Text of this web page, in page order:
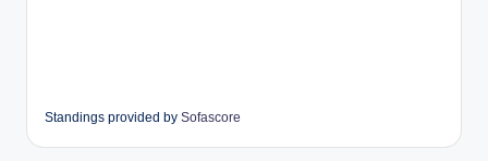
Standings provided by Sofascore